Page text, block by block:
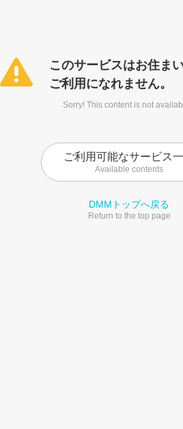
このサービスはお住ま
ご利用になれません。
Sorry! This content is not
ご利用可能なサービス
Available contents
DMMトップへ戻る
Return to the top page